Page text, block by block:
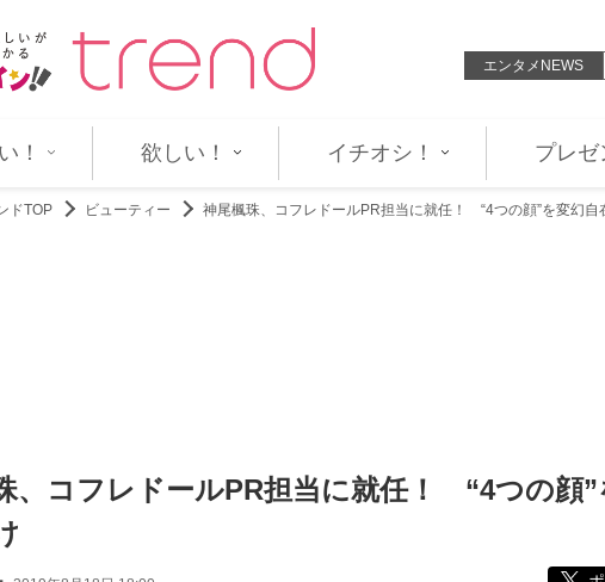
エンタメNEWS
『君は夏のなか』ついに気持ちが通じ合った渉＆千晴「世界一美し…
！ 欲しい！ イチオシ！ プレゼ
ドTOP ビューティー 神尾楓珠、コフレドールPR担当に就任！ “4つの顔”を変幻自
、コフレドールPR担当に就任！ “4つの顔”